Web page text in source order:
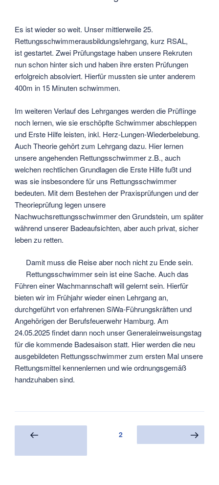
Es ist wieder so weit. Unser mittlerweile 25.
Rettungsschwimmerausbildungslehrgang, kurz RSAL,
ist gestartet. Zwei Prüfungstage haben unsere Rekruten
nun schon hinter sich und haben ihre ersten Prüfungen
erfolgreich absolviert. Hierfür mussten sie unter anderem
400m in 15 Minuten schwimmen.
Im weiteren Verlauf des Lehrganges werden die Prüflinge
noch lernen, wie sie erschöpfte Schwimmer abschleppen
und Erste Hilfe leisten, inkl. Herz-Lungen-Wiederbelebung.
Auch Theorie gehört zum Lehrgang dazu. Hier lernen
unsere angehenden Rettungsschwimmer z.B., auch
welchen rechtlichen Grundlagen die Erste Hilfe fußt und
was sie insbesondere für uns Rettungsschwimmer
bedeuten. Mit dem Bestehen der Praxisprüfungen und der
Theorieprüfung legen unsere
Nachwuchsrettungsschwimmer den Grundstein, um später
während unserer Badeaufsichten, aber auch privat, sicher
leben zu retten.
Damit muss die Reise aber noch nicht zu Ende sein.
Rettungsschwimmer sein ist eine Sache. Auch das
Führen einer Wachmannschaft will gelernt sein. Hierfür
bieten wir im Frühjahr wieder einen Lehrgang an,
durchgeführt von erfahrenen SiWa-Führungskräften und
Angehörigen der Berufsfeuerwehr Hamburg. Am
24.05.2025 findet dann noch unser Generaleinweisungstag
für die kommende Badesaison statt. Hier werden die neu
ausgebildeten Rettungsschwimmer zum ersten Mal unsere
Rettungsmittel kennenlernen und wie ordnungsgemäß
handzuhaben sind.
Seitennummerierung
Beiträge
Vorherige
Seite2 Nächste Seite